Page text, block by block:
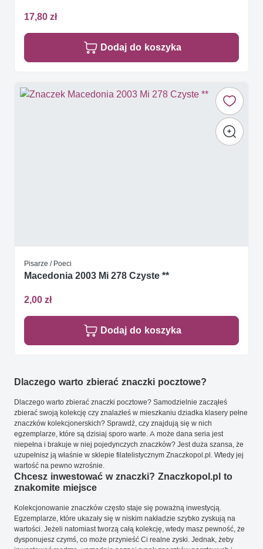
17,80 zł
Dodaj do koszyka
Pisarze / Poeci
Macedonia 2003 Mi 278 Czyste **
2,00 zł
Dodaj do koszyka
Dlaczego warto zbierać znaczki pocztowe?
Dlaczego warto zbierać znaczki pocztowe? Samodzielnie zacząłeś
zbierać swoją kolekcję czy znalazłeś w mieszkaniu dziadka klasery pełne
znaczków kolekcjonerskich? Sprawdź, czy znajdują się w nich
egzemplarze, które są dzisiaj sporo warte. A może dana seria jest
niepełna i brakuje w niej pojedynczych znaczków? Jest duża szansa, że
uzupełnisz ją właśnie w sklepie filatelistycznym Znaczkopol.pl. Wtedy jej
wartość na pewno wzrośnie.
Chcesz inwestować w znaczki? Znaczkopol.pl to
znakomite miejsce
Kolekcjonowanie znaczków często staje się poważną inwestycją.
Egzemplarze, które ukazały się w niskim nakładzie szybko zyskują na
wartości. Jeżeli natomiast tworzą całą kolekcję, wtedy masz pewność, że
dysponujesz czymś, co może przynieść Ci realne zyski. Jednak, żeby